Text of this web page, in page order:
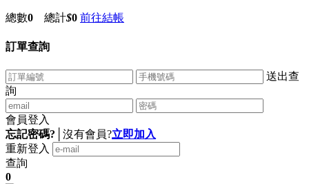
總數0 總計$0 前往結帳
訂單查詢
送出查
詢
會員登入
忘記密碼?
沒有會員?立即加入
重新登入
查詢
0